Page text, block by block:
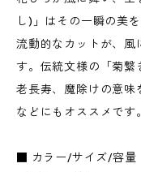
し)」はその一瞬の美
流動的なカットが、風
す。伝統文様の「菊繋
老長寿、魔除けの意味
などにもオススメです。
■ カラー/サイズ/容量